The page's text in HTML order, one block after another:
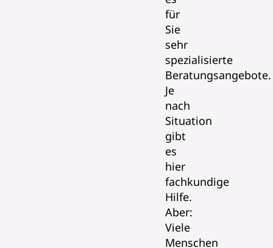
für
Sie
sehr
spezialisierte
Beratungsangebote.
Je
nach
Situation
gibt
es
hier
fachkundige
Hilfe.
Aber:
Viele
Menschen